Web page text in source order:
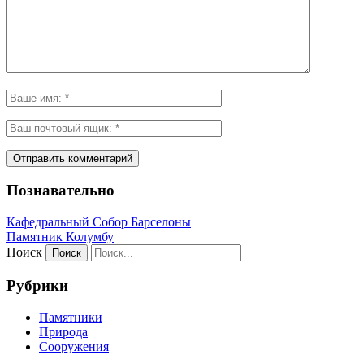
Познавательно
Кафeдрaльный Собор Барселоны
Пaмятник Колумбу
Поиск
Рубрики
Памятники
Природа
Сооружения